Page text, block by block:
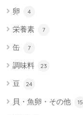
卵 4
栄養素 7
缶 7
調味料 23
豆 24
貝・魚卵・その他 15